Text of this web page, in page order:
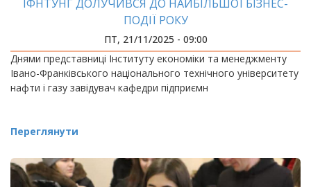
ІФНТУНГ ДОЛУЧИВСЯ ДО НАЙБІЛЬШОЇ БІЗНЕС-
ПОДІЇ РОКУ
ПТ, 21/11/2025 - 09:00
Днями представниці Інституту економіки та менеджменту
Івано-Франківського національного технічного університету
нафти і газу завідувач кафедри підприємн
Переглянути